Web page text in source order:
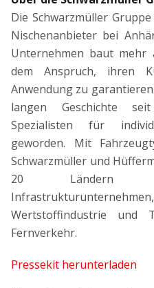
Die Schwarzmüller
Nischenanbieter bei
Unternehmen baut mehr
dem Anspruch, ihren
Anwendung zu
langen Geschichte
Spezialisten für
geworden. Mit
Schwarzmüller und
20 Ländern
Wertstoffindustrie und
Fernverkehr.
Pressekit herunterladen